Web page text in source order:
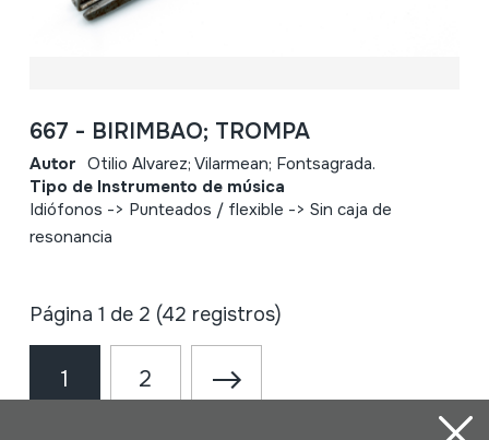
667 - BIRIMBAO; TROMPA
Autor Otilio Alvarez; Vilarmean; Fontsagrada.
Tipo de Instrumento de música
Idiófonos -> Punteados / flexible -> Sin caja de
resonancia
Página 1 de 2 (42 registros)
1 2